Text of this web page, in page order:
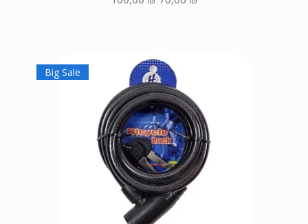
Big Sale